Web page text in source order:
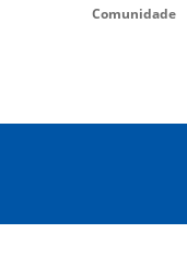
Comunidade